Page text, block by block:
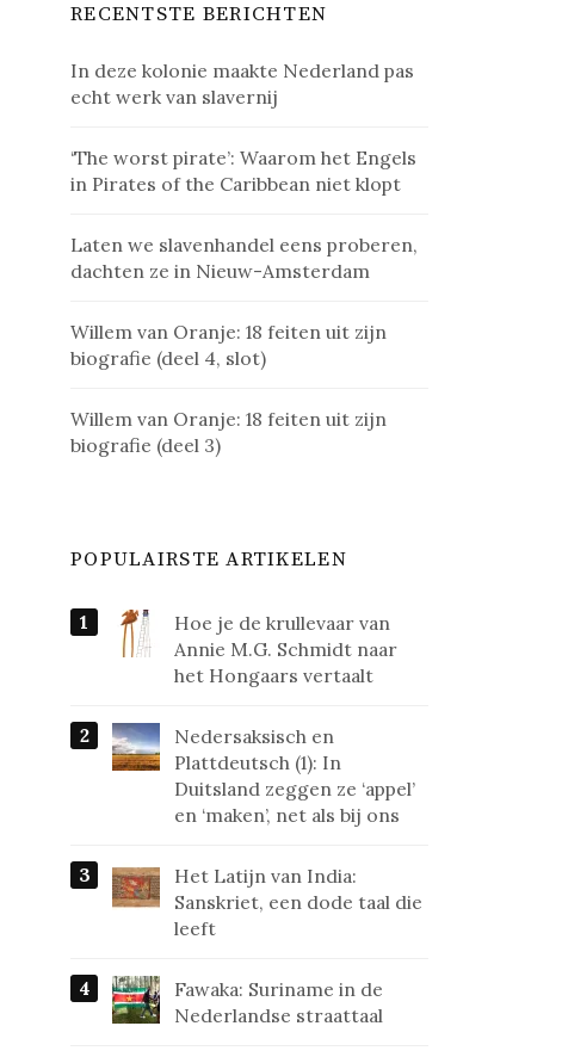
RECENTSTE BERICHTEN
In deze kolonie maakte Nederland pas
echt werk van slavernij
‘The worst pirate’: Waarom het Engels
in Pirates of the Caribbean niet klopt
Laten we slavenhandel eens proberen,
dachten ze in Nieuw-Amsterdam
Willem van Oranje: 18 feiten uit zijn
biografie (deel 4, slot)
Willem van Oranje: 18 feiten uit zijn
biografie (deel 3)
POPULAIRSTE ARTIKELEN
Hoe je de krullevaar van
Annie M.G. Schmidt naar
het Hongaars vertaalt
Nedersaksisch en
Plattdeutsch (1): In
Duitsland zeggen ze ‘appel’
en ‘maken’, net als bij ons
Het Latijn van India:
Sanskriet, een dode taal die
leeft
Fawaka: Suriname in de
Nederlandse straattaal